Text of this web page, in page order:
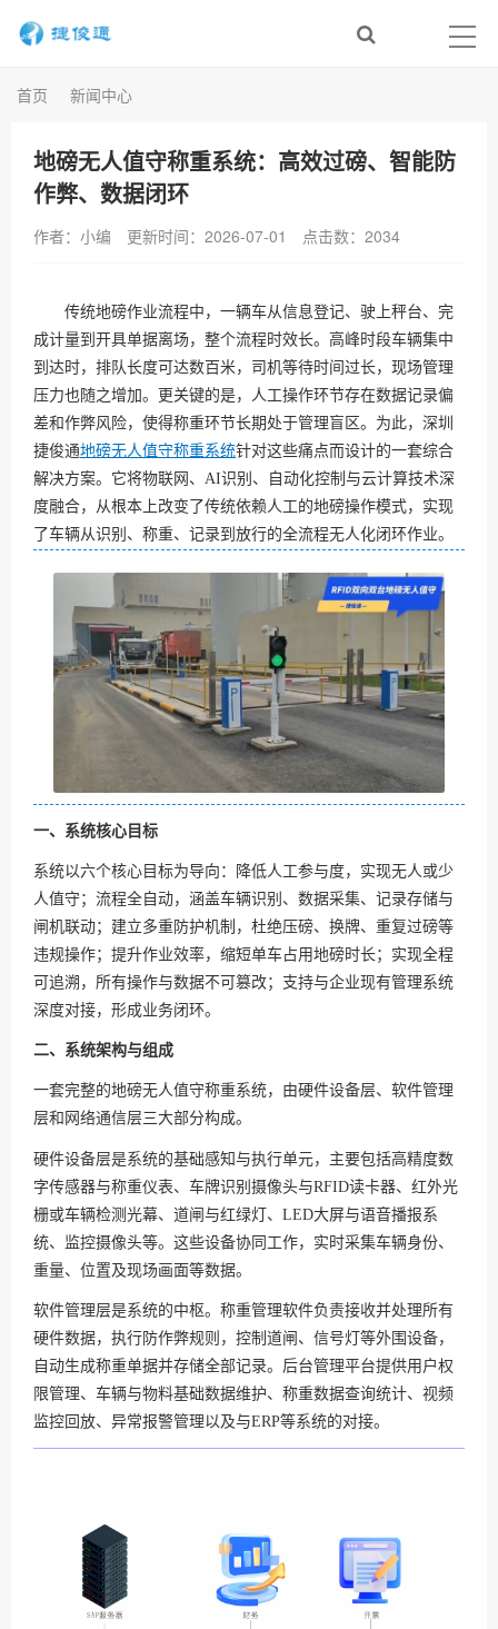
首页 新闻中心
地磅无人值守称重系统：高效过磅、智能防
作弊、数据闭环
作者：小编 更新时间：2026-07-01 点击数： 2034
传统地磅作业流程中，一辆车从信息登记、驶上秤台、完
成计量到开具单据离场，整个流程时效长。高峰时段车辆集中
到达时，排队长度可达数百米，司机等待时间过长，现场管理
压力也随之增加。更关键的是，人工操作环节存在数据记录偏
差和作弊风险，使得称重环节长期处于管理盲区。为此，深圳
捷俊通地磅无人值守称重系统针对这些痛点而设计的一套综合
解决方案。它将物联网、AI识别、自动化控制与云计算技术深
度融合，从根本上改变了传统依赖人工的地磅操作模式，实现
了车辆从识别、称重、记录到放行的全流程无人化闭环作业。
一、系统核心目标
系统以六个核心目标为导向：降低人工参与度，实现无人或少
人值守；流程全自动，涵盖车辆识别、数据采集、记录存储与
闸机联动；建立多重防护机制，杜绝压磅、换牌、重复过磅等
违规操作；提升作业效率，缩短单车占用地磅时长；实现全程
可追溯，所有操作与数据不可篡改；支持与企业现有管理系统
深度对接，形成业务闭环。
二、系统架构与组成
一套完整的地磅无人值守称重系统，由硬件设备层、软件管理
层和网络通信层三大部分构成。
硬件设备层是系统的基础感知与执行单元，主要包括高精度数
字传感器与称重仪表、车牌识别摄像头与RFID读卡器、红外光
栅或车辆检测光幕、道闸与红绿灯、LED大屏与语音播报系
统、监控摄像头等。这些设备协同工作，实时采集车辆身份、
重量、位置及现场画面等数据。
软件管理层是系统的中枢。称重管理软件负责接收并处理所有
硬件数据，执行防作弊规则，控制道闸、信号灯等外围设备，
自动生成称重单据并存储全部记录。后台管理平台提供用户权
限管理、车辆与物料基础数据维护、称重数据查询统计、视频
监控回放、异常报警管理以及与ERP等系统的对接。